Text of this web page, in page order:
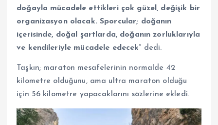
doğayla mücadele ettikleri çok güzel, değişik bir
organizasyon olacak. Sporcular; doğanın
içerisinde, doğal şartlarda, doğanın zorluklarıyla
ve kendileriyle mücadele edecek” dedi.
Taşkın; maraton mesafelerinin normalde 42
kilometre olduğunu, ama ultra maraton olduğu
için 56 kilometre yapacaklarını sözlerine ekledi.